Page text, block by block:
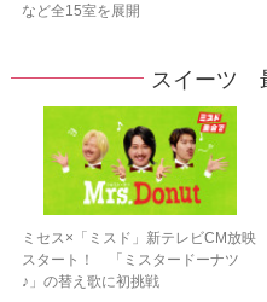
など全15室を展開
スイーツ
ミセス×「ミスド」新テレビCM放映
スタート！ 「ミスタードーナツ
♪」の替え歌に初挑戦